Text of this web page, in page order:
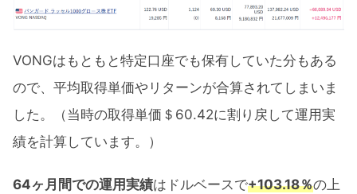
VONGはもともと特定口座でも保有していた分もある
ので、平均取得単価やリターンが合算されてしまいま
した。（当時の取得単価＄60.42に割り戻して運用実
績を計算しています。）
64ヶ月間での運用実績はドルベースで+103.18％の上